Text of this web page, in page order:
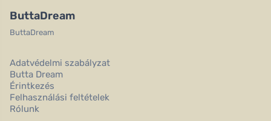
ButtaDream
ButtaDream
Adatvédelmi szabályzat
Butta Dream
Érintkezés
Felhasználási feltételek
Rólunk